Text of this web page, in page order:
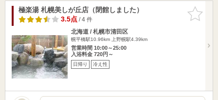
お気に入
りに追加
極楽湯 札幌美しが丘店（閉館しました）
3.5点/ 4 件
北海道 / 札幌市清田区
幌平橋駅10.96km 上野幌駅4.39km
営業時間 10:00～25:00
入浴料金 720円～
日帰り 冷え性